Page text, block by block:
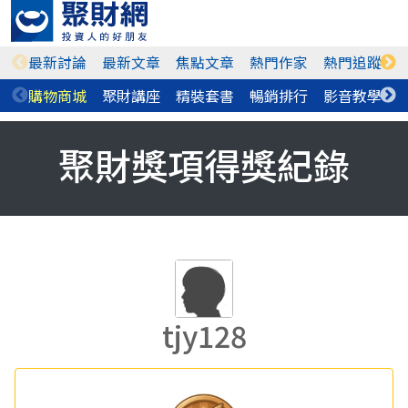
最新討論 最新文章 焦點文章 熱門作家 熱門追蹤
購物商城 聚財講座 精裝套書 暢銷排行 影音教學
聚財獎項得獎紀錄
tjy128